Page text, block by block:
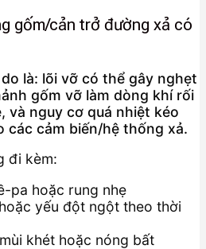
gốm/cản trở đường xả có
là: lõi vỡ có thể gây nghẹt
gốm vỡ làm dòng khí rối
và nguy cơ quá nhiệt kéo
các cảm biến/hệ thống xả.
đi kèm:
pa hoặc rung nhẹ
yếu đột ngột theo thời
khét hoặc nóng bất